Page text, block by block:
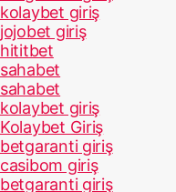
kolaybet giriş
jojobet giriş
hititbet
sahabet
sahabet
kolaybet giriş
Kolaybet Giriş
betgaranti giriş
casibom giriş
betgaranti giriş